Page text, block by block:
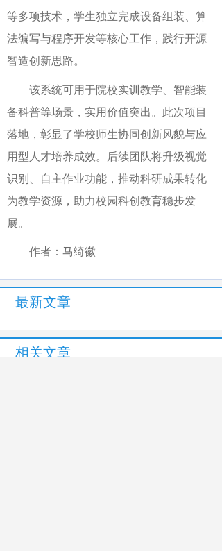
等多项技术，学生独立完成设备组装、算
法编写与程序开发等核心工作，践行开源
智造创新思路。
该系统可用于院校实训教学、智能装
备科普等场景，实用价值突出。此次项目
落地，彰显了学校师生协同创新风貌与应
用型人才培养成效。后续团队将升级视觉
识别、自主作业功能，推动科研成果转化
为教学资源，助力校园科创教育稳步发
展。
作者：马绮徽
最新文章
相关文章